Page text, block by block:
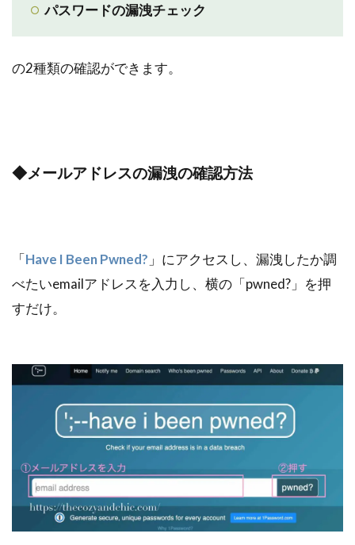
パスワードの漏洩チェック
の2種類の確認ができます。
◆メールアドレスの漏洩の確認方法
「Have I Been Pwned? 」にアクセスし、漏洩したか調
べたいemailアドレスを入力し、横の「pwned?」を押
すだけ。